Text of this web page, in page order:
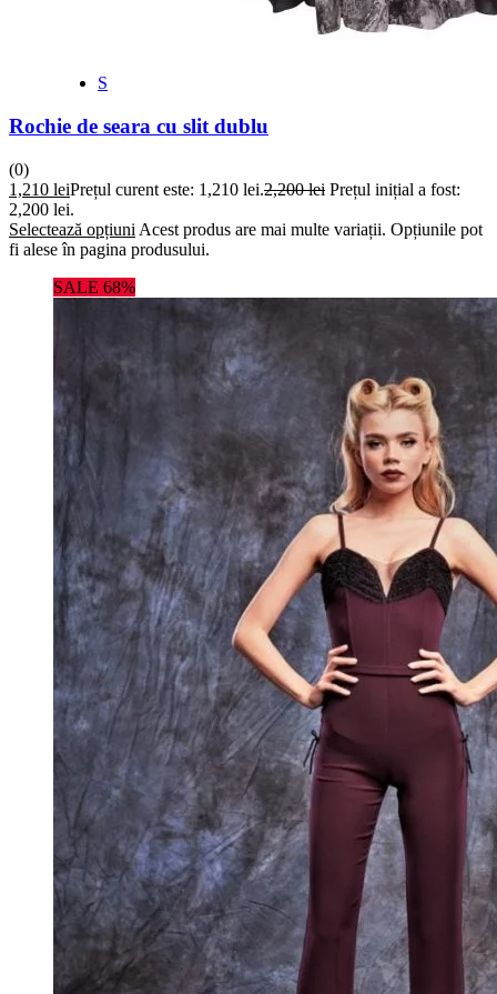
S
Rochie de seara cu slit dublu
(0)
1,210 leiPrețul curent este: 1,210 lei.2,200lei Prețul inițial a fost:
2,200 lei.
Selectează opțiuni Acest produs are mai multe variații. Opțiunile pot
fi alese în pagina produsului.
SALE 68%